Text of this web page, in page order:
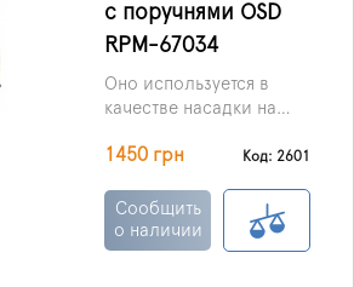
c поручнями OSD
RPM-67034
Оно используется в
качестве насадки на
увеличить его высоту на
1450 грн Код: 2601
Сообщить
о наличии